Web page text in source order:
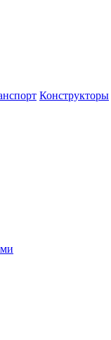
Конструкторы